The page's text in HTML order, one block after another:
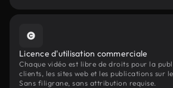
Licence d'utilisation commerciale
Chaque vidéo est libre de droits pour la
clients, les sites web et les publications sur
Sans filigrane, sans attribution requise.